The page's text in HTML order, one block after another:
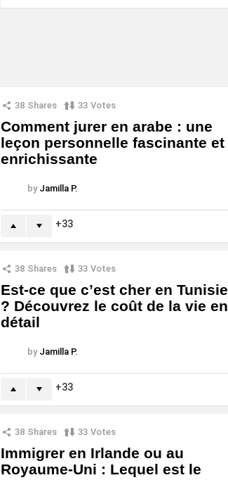
38 Shares 33 Votes
Comment jurer en arabe : une
leçon personnelle fascinante et
enrichissante
by Jamilla P.
33
38 Shares 33 Votes
Est-ce que c’est cher en Tunisie
? Découvrez le coût de la vie en
détail
by Jamilla P.
33
38 Shares 33 Votes
Immigrer en Irlande ou au
Royaume-Uni : Lequel est le